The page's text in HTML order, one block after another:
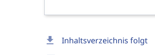
download Inhaltsverzeichnis folgt